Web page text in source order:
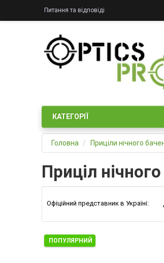
Питання та відповіді
КАТЕГОРІЇ
Головна Приціли нічного
Приціл
Офіційний представник в Україні:
ПОПУЛЯРНИЙ